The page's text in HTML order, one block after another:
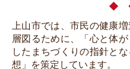
上山市では、市民の健康
層図るために、「心と体
したまちづくりの指針と
想」を策定しています。